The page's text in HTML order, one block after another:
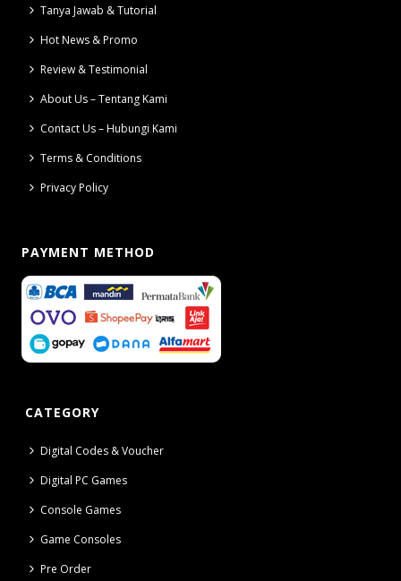
Tanya Jawab & Tutorial
Hot News & Promo
Review & Testimonial
About Us – Tentang Kami
Contact Us – Hubungi Kami
Terms & Conditions
Privacy Policy
PAYMENT METHOD
CATEGORY
Digital Codes & Voucher
Digital PC Games
Console Games
Game Consoles
Pre Order